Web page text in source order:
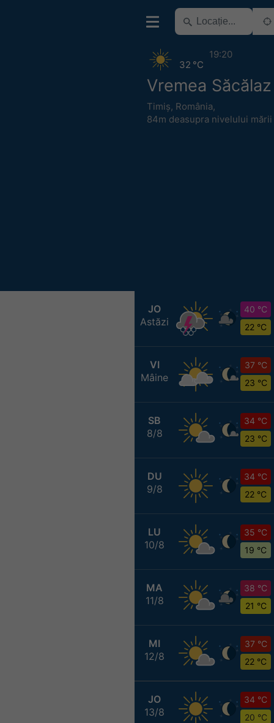
Vremea Săcălaz
Timiș, România,
84m deasupra nivelului mării
32 °C
19:20
JO
Astăzi
40 °C
22 °C
VI
Mâine
37 °C
23 °C
SB
8/8
34 °C
23 °C
DU
9/8
34 °C
22 °C
LU
10/8
35 °C
19 °C
MA
11/8
38 °C
21 °C
MI
12/8
37 °C
22 °C
JO
13/8
34 °C
20 °C